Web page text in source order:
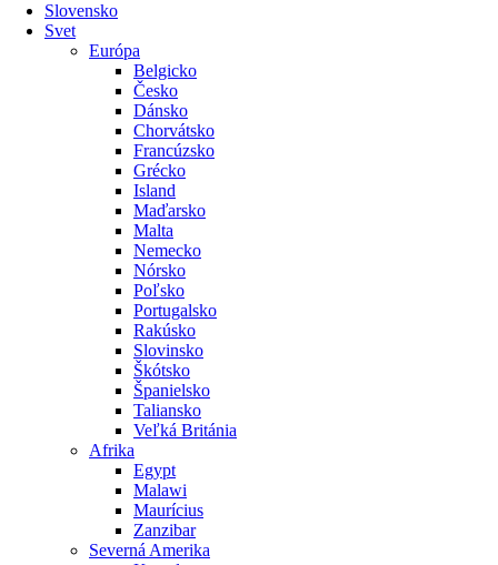
Slovensko
Svet
Európa
Belgicko
Česko
Dánsko
Chorvátsko
Francúzsko
Grécko
Island
Maďarsko
Malta
Nemecko
Nórsko
Poľsko
Portugalsko
Rakúsko
Slovinsko
Škótsko
Španielsko
Taliansko
Veľká Británia
Afrika
Egypt
Malawi
Maurícius
Zanzibar
Severná Amerika